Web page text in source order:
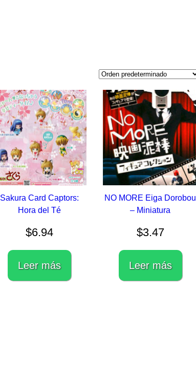
Sakura Card Captors:
Hora del Té
$6.94
Leer más
NO MORE Eiga Dorobou
– Miniatura
$3.47
Leer más